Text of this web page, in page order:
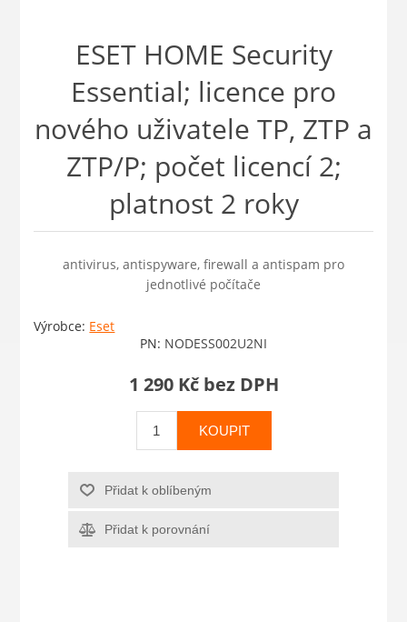
ESET HOME Security
Essential; licence pro
nového uživatele TP, ZTP a
ZTP/P; počet licencí 2;
platnost 2 roky
antivirus, antispyware, firewall a antispam pro
jednotlivé počítače
Výrobce: Eset
PN: NODESS002U2NI
1 290 Kč bez DPH
KOUPIT
Přidat k oblíbeným
Přidat k porovnání